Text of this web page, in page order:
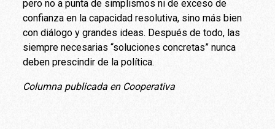
pero no a punta de simplismos ni de exceso de
confianza en la capacidad resolutiva, sino más bien
con diálogo y grandes ideas. Después de todo, las
siempre necesarias “soluciones concretas” nunca
deben prescindir de la política.
Columna publicada en Cooperativa